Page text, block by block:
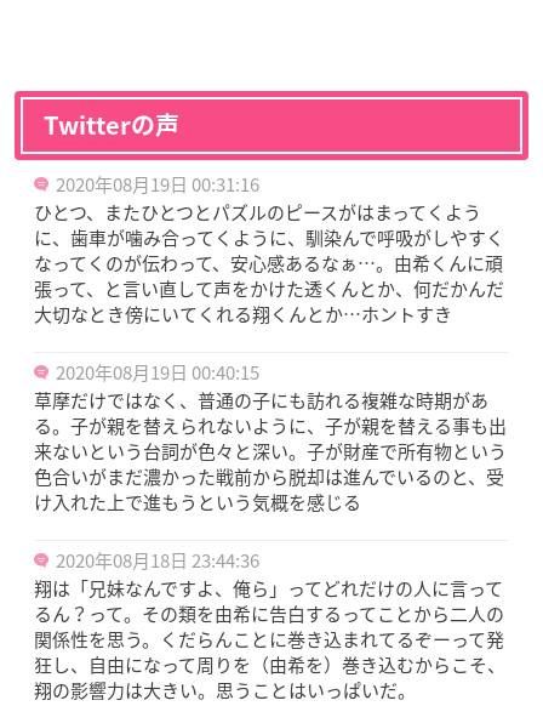
Twitterの声
2020年08月19日 00:31:16
ひとつ、またひとつとパズルのピースがはまってくよう
に、歯車が噛み合ってくように、馴染んで呼吸がしやすく
なってくのが伝わって、安心感あるなぁ…。由希くんに頑
張って、と言い直して声をかけた透くんとか、何だかんだ
大切なとき傍にいてくれる翔くんとか…ホントすき
2020年08月19日 00:40:15
草摩だけではなく、普通の子にも訪れる複雑な時期があ
る。子が親を替えられないように、子が親を替える事も出
来ないという台詞が色々と深い。子が財産で所有物という
色合いがまだ濃かった戦前から脱却は進んでいるのと、受
け入れた上で進もうという気概を感じる
2020年08月18日 23:44:36
翔は「兄妹なんですよ、俺ら」ってどれだけの人に言って
るん？って。その類を由希に告白するってことから二人の
関係性を思う。くだらんことに巻き込まれてるぞーって発
狂し、自由になって周りを（由希を）巻き込むからこそ、
翔の影響力は大きい。思うことはいっぱいだ。